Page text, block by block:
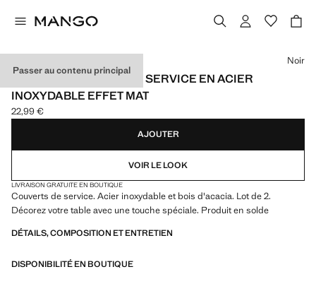
Passer au contenu principal
LOT DE 2 COUVERTS DE SERVICE EN ACIER
INOXYDABLE EFFET MAT
Prix actuel [22,99 € ]
22,99 €
Choisissez une couleur
Noir
AJOUTER
VOIR LE LOOK
LIVRAISON GRATUITE EN BOUTIQUE
Couverts de service. Acier inoxydable et bois d'acacia. Lot de 2.
Décorez votre table avec une touche spéciale. Produit en solde
DÉTAILS, COMPOSITION ET ENTRETIEN
DISPONIBILITÉ EN BOUTIQUE